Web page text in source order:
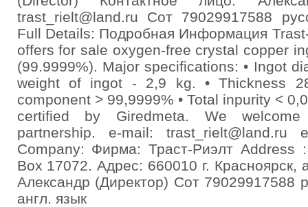
trast_rielt@land.ru Сот 79029917588
Full Details: Подробная Информация
offers for sale oxygen-free crystal copper
(99.9999%). Major specifications: • Ingot
weight of ingot - 2,9 kg. • Thickness
component > 99,9999% • Total inpurity <
certified by Giredmeta. We
partnership. e-mail: trast_rielt@land.ru
Company: Фирма: Траст-Риэлт Address
Box 17072. Адрес: 660010 г. Красноярск,
Александр (Директор) Сот 79029917588
англ. язык